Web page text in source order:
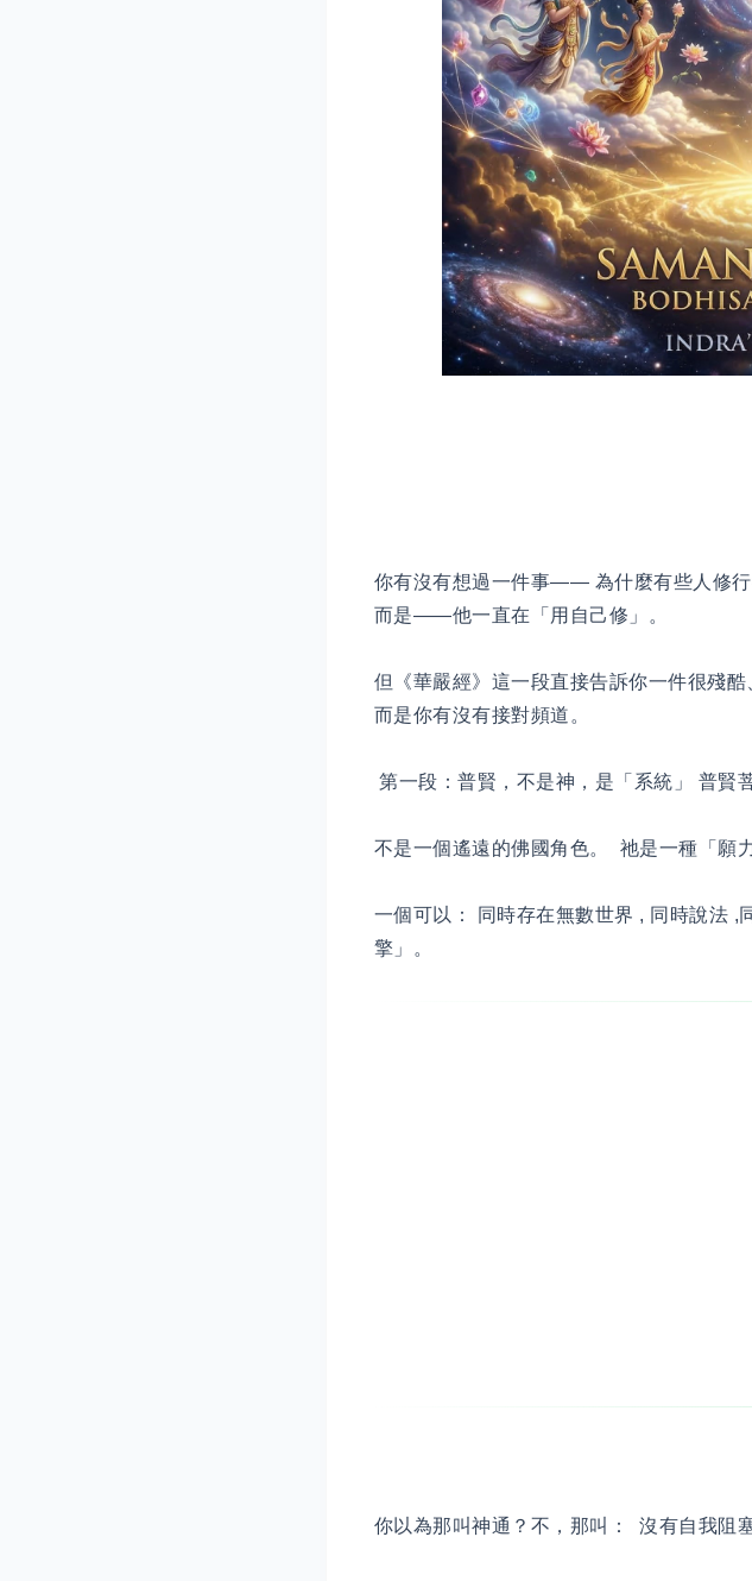
你有沒有想過一件事—— 為什麼有些人修行
而是——他一直在「用自己修」。
但《華嚴經》這一段直接告訴你一件很殘
而是你有沒有接對頻道。
第一段：普賢，不是神，是「系統」 普賢
不是一個遙遠的佛國角色。 祂是一種「願
一個可以： 同時存在無數世界 , 同時說法 ,
擎」。
你以為那叫神通？不，那叫： 沒有自我阻